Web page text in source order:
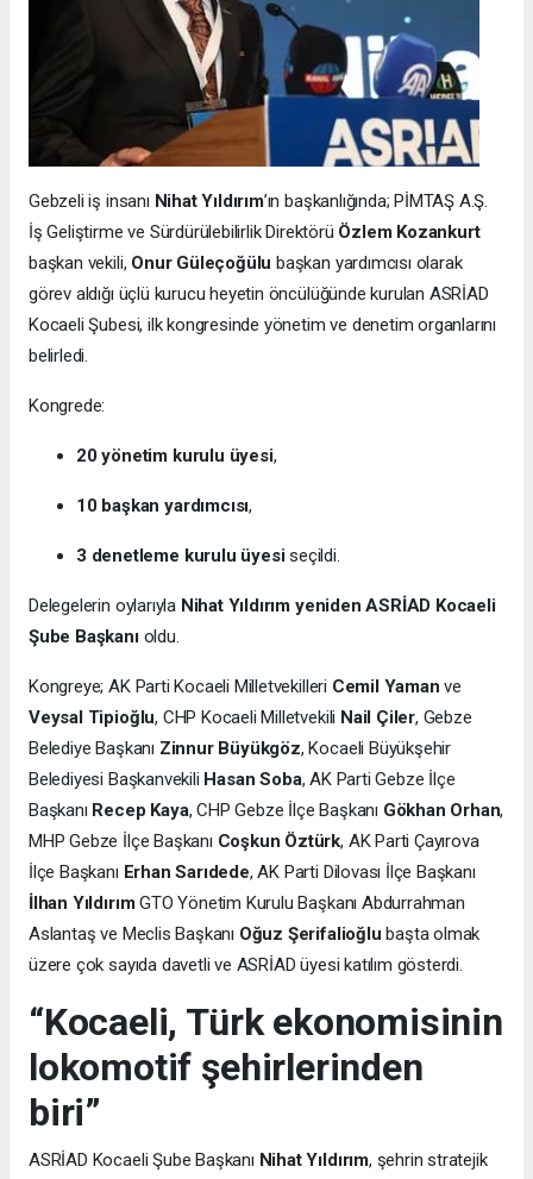
Gebzeli iş insanı Nihat Yıldırım’ın başkanlığında; PİMTAŞ A.Ş.
İş Geliştirme ve Sürdürülebilirlik Direktörü Özlem Kozankurt
başkan vekili, Onur Güleçoğülu başkan yardımcısı olarak
görev aldığı üçlü kurucu heyetin öncülüğünde kurulan ASRİAD
Kocaeli Şubesi, ilk kongresinde yönetim ve denetim organlarını
belirledi.
Kongrede:
20 yönetim kurulu üyesi,
10 başkan yardımcısı,
3 denetleme kurulu üyesiseçildi.
Delegelerin oylarıyla Nihat Yıldırım yeniden ASRİAD Kocaeli
Şube Başkanıoldu.
Kongreye; AK Parti Kocaeli Milletvekilleri Cemil Yaman ve
Veysal Tipioğlu, CHP Kocaeli Milletvekili Nail Çiler, Gebze
Belediye Başkanı Zinnur Büyükgöz, Kocaeli Büyükşehir
Belediyesi Başkanvekili Hasan Soba, AK Parti Gebze İlçe
Başkanı Recep Kaya, CHP Gebze İlçe Başkanı Gökhan Orhan,
MHP Gebze İlçe Başkanı Coşkun Öztürk, AK Parti Çayırova
İlçe Başkanı Erhan Sarıdede, AK Parti Dilovası İlçe Başkanı
İlhan YıldırımGTO Yönetim Kurulu Başkanı Abdurrahman
Aslantaş ve Meclis Başkanı Oğuz Şerifalioğlu başta olmak
üzere çok sayıda davetli ve ASRİAD üyesi katılım gösterdi.
“Kocaeli, Türk ekonomisinin
lokomotif şehirlerinden
biri”
ASRİAD Kocaeli Şube Başkanı Nihat Yıldırım, şehrin stratejik